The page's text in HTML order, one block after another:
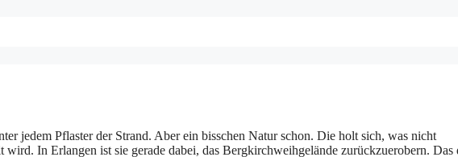
jedem Pflaster der Strand. Aber ein bisschen Natur schon. Die holt sich, was nicht
wird. In Erlangen ist sie gerade dabei, das Bergkirchweihgelände zurückzuerobern. Das